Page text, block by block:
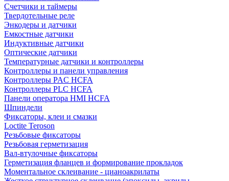
Счетчики и таймеры
Твердотельные реле
Энкодеры и датчики
Емкостные датчики
Индуктивные датчики
Оптические датчики
Температурные датчики и контроллеры
Контроллеры и панели управления
Контроллеры PAC HCFA
Контроллеры PLC HCFA
Панели оператора HMI HCFA
Шпиндели
Фиксаторы, клеи и смазки
Loctite Teroson
Резьбовые фиксаторы
Резьбовая герметизация
Вал-втулочные фиксаторы
Герметизация фланцев и формирование прокладок
Моментальное склеивание - цианоакрилаты